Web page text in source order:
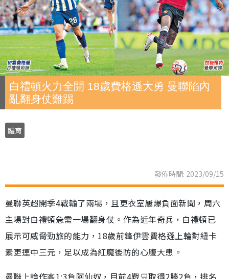
白禮頓火力全開 18歲費格遜大勇 曼聯陷內
亂翻身仗難踢
體育
發佈時間: 2023/09/15
曼聯英超開季4戰輸了兩場，且更衣室屢爆負面新聞，周六
主場對白禮頓急需一場翻身仗。作為近年奇兵，白禮頓已
展示可威脅勁旅的能力，18歲前鋒伊雲費格遜上輪對紐卡
素更連中三元，足以成為紅魔後防的心腹大患。